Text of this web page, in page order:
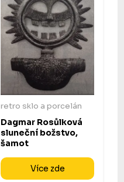
retro sklo a porcelán
Dagmar Rosůlková
sluneční božstvo,
šamot
Více zde